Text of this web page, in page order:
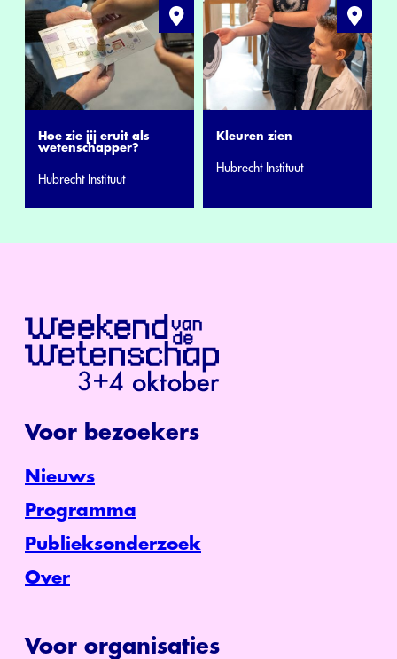
Hoe zie jij eruit als
wetenschapper?
Hubrecht Instituut
Kleuren zien
Hubrecht Instituut
Voor bezoekers
Nieuws
Programma
Publieksonderzoek
Over
Voor organisaties